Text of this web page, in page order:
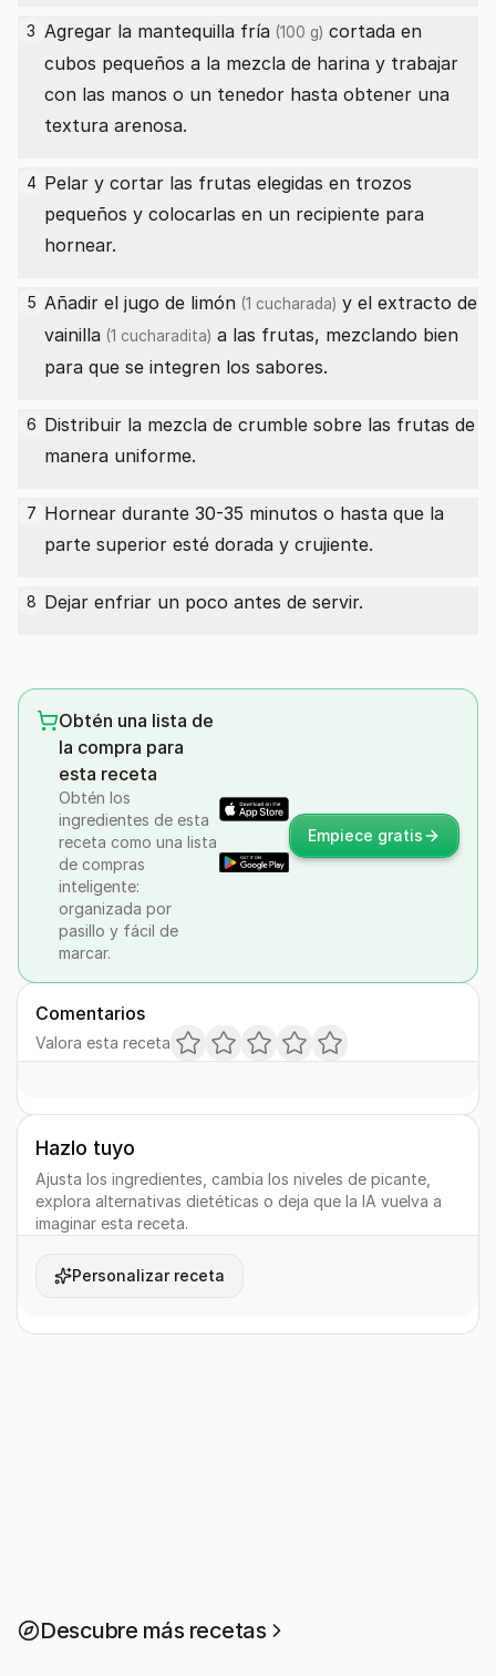
3 Agregar la mantequilla fría (100 g) cortada en
cubos pequeños a la mezcla de harina y trabajar
con las manos o un tenedor hasta obtener una
textura arenosa.
4 Pelar y cortar las frutas elegidas en trozos
pequeños y colocarlas en un recipiente para
hornear.
5 Añadir el jugo de limón (1 cucharada) y el extracto de
vainilla (1 cucharadita) a las frutas, mezclando bien
para que se integren los sabores.
6 Distribuir la mezcla de crumble sobre las frutas de
manera uniforme.
7 Hornear durante 30-35 minutos o hasta que la
parte superior esté dorada y crujiente.
8 Dejar enfriar un poco antes de servir.
Obtén una lista de
la compra para
esta receta
Obtén los
ingredientes de esta
receta como una lista
de compras
inteligente:
organizada por
pasillo y fácil de
marcar.
Empiece gratis
Comentarios
Valora esta receta
Hazlo tuyo
Ajusta los ingredientes, cambia los niveles de picante,
explora alternativas dietéticas o deja que la IA vuelva a
imaginar esta receta.
Personalizar receta
Descubre más recetas